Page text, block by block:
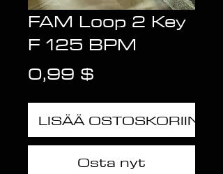
FAM Loop 2 Key
F 125 BPM
0,99 $
LISÄÄ OSTOSKORIIN
Osta nyt